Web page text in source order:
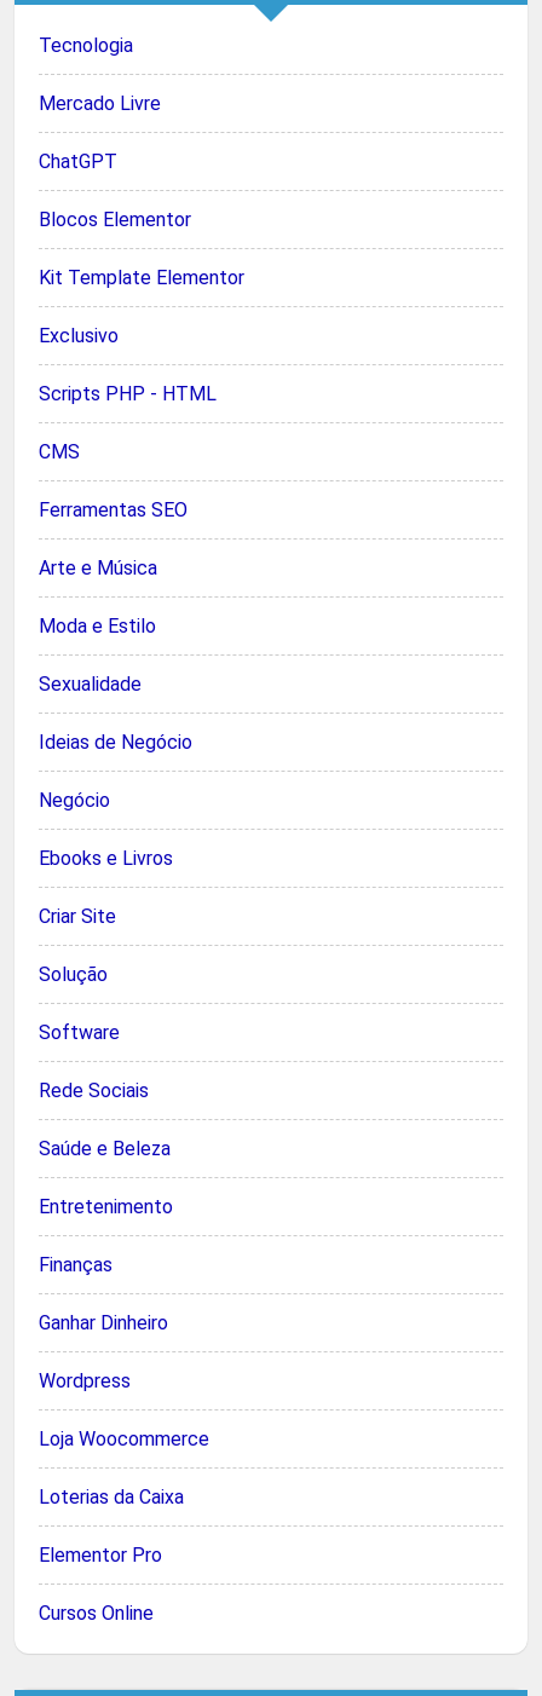
Tecnologia
Mercado Livre
ChatGPT
Blocos Elementor
Kit Template Elementor
Exclusivo
Scripts PHP - HTML
CMS
Ferramentas SEO
Arte e Música
Moda e Estilo
Sexualidade
Ideias de Negócio
Negócio
Ebooks e Livros
Criar Site
Solução
Software
Rede Sociais
Saúde e Beleza
Entretenimento
Finanças
Ganhar Dinheiro
Wordpress
Loja Woocommerce
Loterias da Caixa
Elementor Pro
Cursos Online